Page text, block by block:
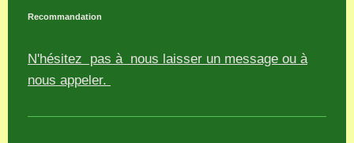
Recommandation
N'hésitez pas à nous laisser un message ou à
nous appeler.